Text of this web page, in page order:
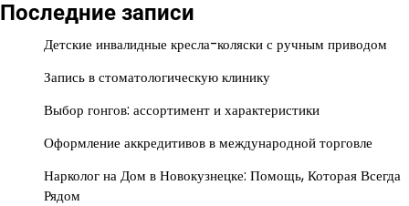
Последние записи
Детские инвалидные кресла-коляски с ручным приводом
Запись в стоматологическую клинику
Выбор гонгов: ассортимент и характеристики
Оформление аккредитивов в международной торговле
Нарколог на Дом в Новокузнецке: Помощь, Которая Всегда
Рядом